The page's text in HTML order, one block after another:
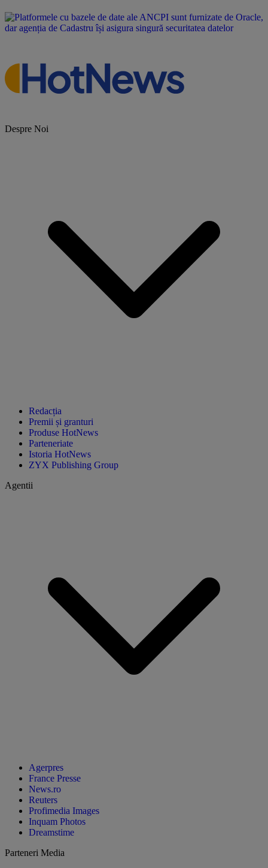
Despre Noi
Redacția
Premii și granturi
Produse HotNews
Parteneriate
Istoria HotNews
ZYX Publishing Group
Agentii
Agerpres
France Presse
News.ro
Reuters
Profimedia Images
Inquam Photos
Dreamstime
Parteneri Media